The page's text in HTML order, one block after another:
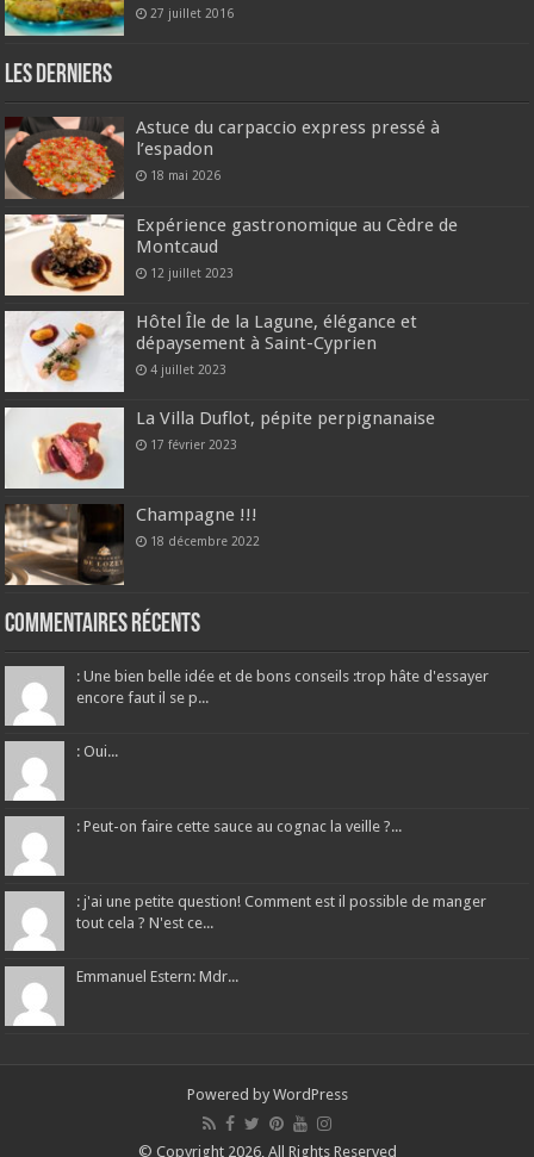
27 juillet 2016
Les derniers
Astuce du carpaccio express pressé à
l’espadon
18 mai 2026
Expérience gastronomique au Cèdre de
Montcaud
12 juillet 2023
Hôtel Île de la Lagune, élégance et
dépaysement à Saint-Cyprien
4 juillet 2023
La Villa Duflot, pépite perpignanaise
17 février 2023
Champagne !!!
18 décembre 2022
Commentaires récents
: Une bien belle idée et de bons conseils :trop hâte d'essayer
encore faut il se p...
: Oui...
: Peut-on faire cette sauce au cognac la veille ?...
: j'ai une petite question! Comment est il possible de manger
tout cela ? N'est ce...
Emmanuel Estern: Mdr...
Powered by WordPress
© Copyright 2026, All Rights Reserved